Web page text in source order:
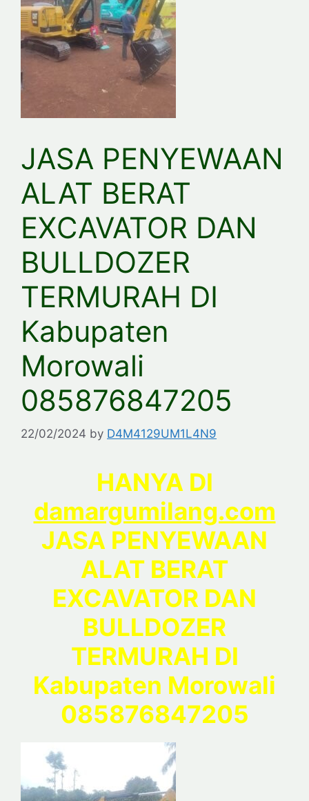
JASA PENYEWAAN
ALAT BERAT
EXCAVATOR DAN
BULLDOZER
TERMURAH DI
Kabupaten
Morowali
085876847205
22/02/2024 by D4M4129UM1L4N9
HANYA DI
damargumilang.com
JASA PENYEWAAN
ALAT BERAT
EXCAVATOR DAN
BULLDOZER
TERMURAH DI
Kabupaten Morowali
085876847205